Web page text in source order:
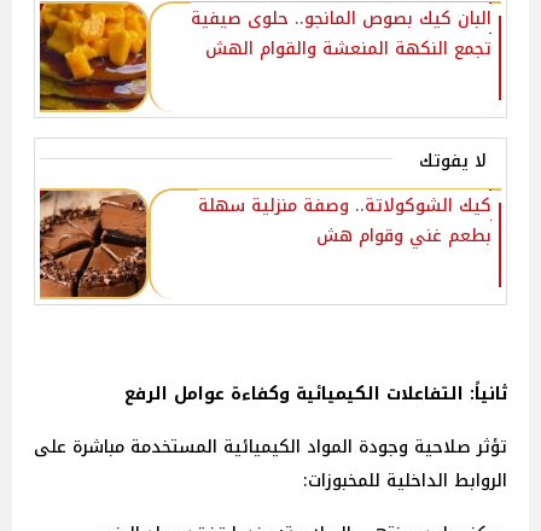
البان كيك بصوص المانجو.. حلوى صيفية
تجمع النكهة المنعشة والقوام الهش
لا يفوتك
كيك الشوكولاتة.. وصفة منزلية سهلة
بطعم غني وقوام هش
ثانياً: التفاعلات الكيميائية وكفاءة عوامل الرفع
تؤثر صلاحية وجودة المواد الكيميائية المستخدمة مباشرة على
الروابط الداخلية للمخبوزات: